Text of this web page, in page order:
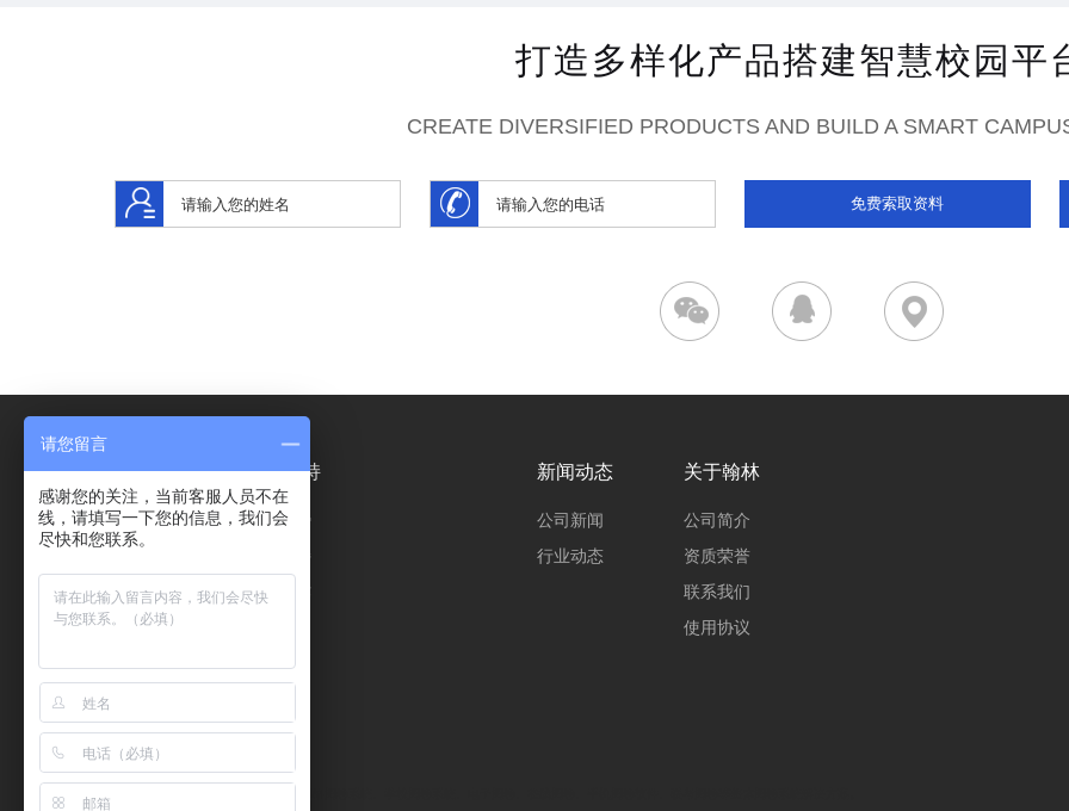
打造多样化产品搭建智慧校园平
CREATE DIVERSIFIED PRODUCTS AND BUILD A SMART
产品介绍
网上阅卷系统
智慧作业平台
电子试卷档案系统
问卷调查统计分析
系统
合作支持
项目优势
项目合作
新闻动态
公司新闻
行业动态
关于翰林
公司简介
资质荣誉
联系我们
使用协议
友情链接：
请您留言
感谢您的关注，当前客服人员不在
线，请填写一下您的信息，我们会
尽快和您联系。